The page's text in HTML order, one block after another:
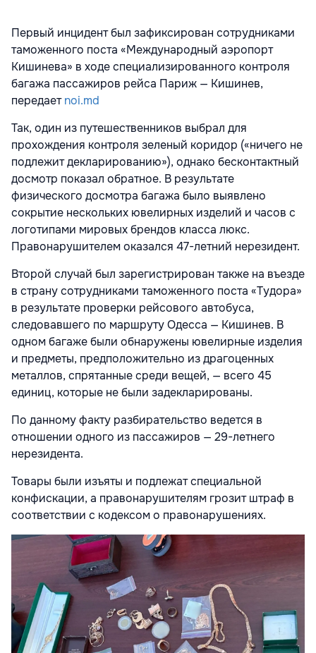
Первый инцидент был зафиксирован сотрудниками
таможенного поста «Международный аэропорт
Кишинева» в ходе специализированного контроля
багажа пассажиров рейса Париж — Кишинев,
передаетnoi.md
Так, один из путешественников выбрал для
прохождения контроля зеленый коридор («ничего не
подлежит декларированию»), однако бесконтактный
досмотр показал обратное. В результате
физического досмотра багажа было выявлено
сокрытие нескольких ювелирных изделий и часов с
логотипами мировых брендов класса люкс.
Правонарушителем оказался 47-летний нерезидент.
Второй случай был зарегистрирован также на въезде
в страну сотрудниками таможенного поста «Тудора»
в результате проверки рейсового автобуса,
следовавшего по маршруту Одесса — Кишинев. В
одном багаже были обнаружены ювелирные изделия
и предметы, предположительно из драгоценных
металлов, спрятанные среди вещей, — всего 45
единиц, которые не были задекларированы.
По данному факту разбирательство ведется в
отношении одного из пассажиров — 29-летнего
нерезидента.
Товары были изъяты и подлежат специальной
конфискации, а правонарушителям грозит штраф в
соответствии с кодексом о правонарушениях.